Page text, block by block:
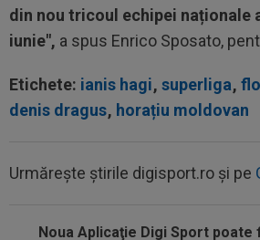
din nou tricoul echipei naționale
iunie", a spus Enrico Sposato,
Etichete: ianis hagi, superliga,
denis dragus, horațiu moldovan
Urmărește știrile digisport.ro și pe
Noua Aplicaţie Digi Sport poate
11:55
34 de ani: legătura mai puțin